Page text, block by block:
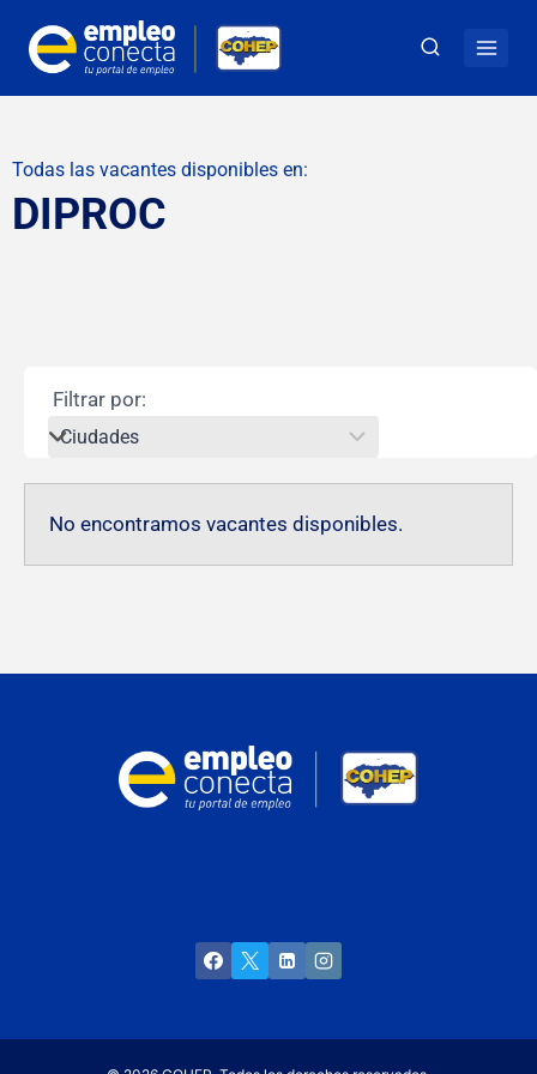
Todas las vacantes disponibles en:
DIPROC
Filtrar por:
No encontramos vacantes disponibles.